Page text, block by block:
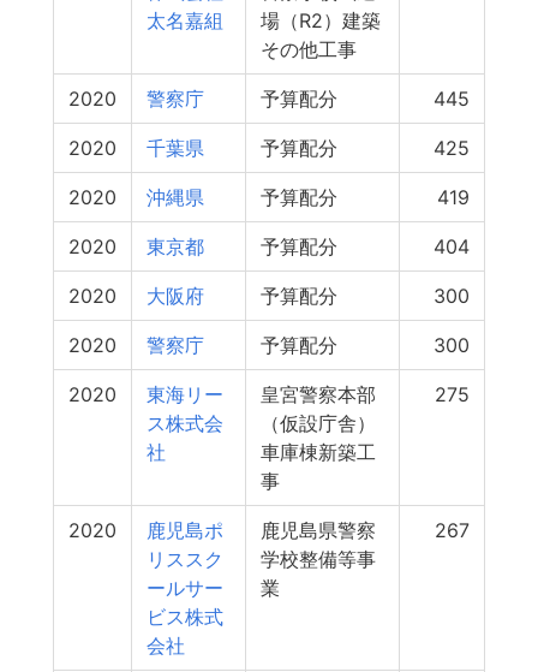
太名嘉組
場（R2）建築
その他工事
2020 警察庁 予算配分 445
2020 千葉県 予算配分 425
2020 沖縄県 予算配分 419
2020 東京都 予算配分 404
2020 大阪府 予算配分 300
2020 警察庁 予算配分 300
2020
東海リー
ス株式会
社
皇宮警察本部
（仮設庁舎）
車庫棟新築工
事
275
2020
鹿児島ポ
リススク
ールサー
ビス株式
会社
鹿児島県警察
学校整備等事
業
267